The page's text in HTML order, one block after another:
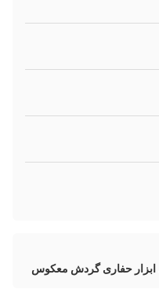
ابزار حفاری گردش معکوس